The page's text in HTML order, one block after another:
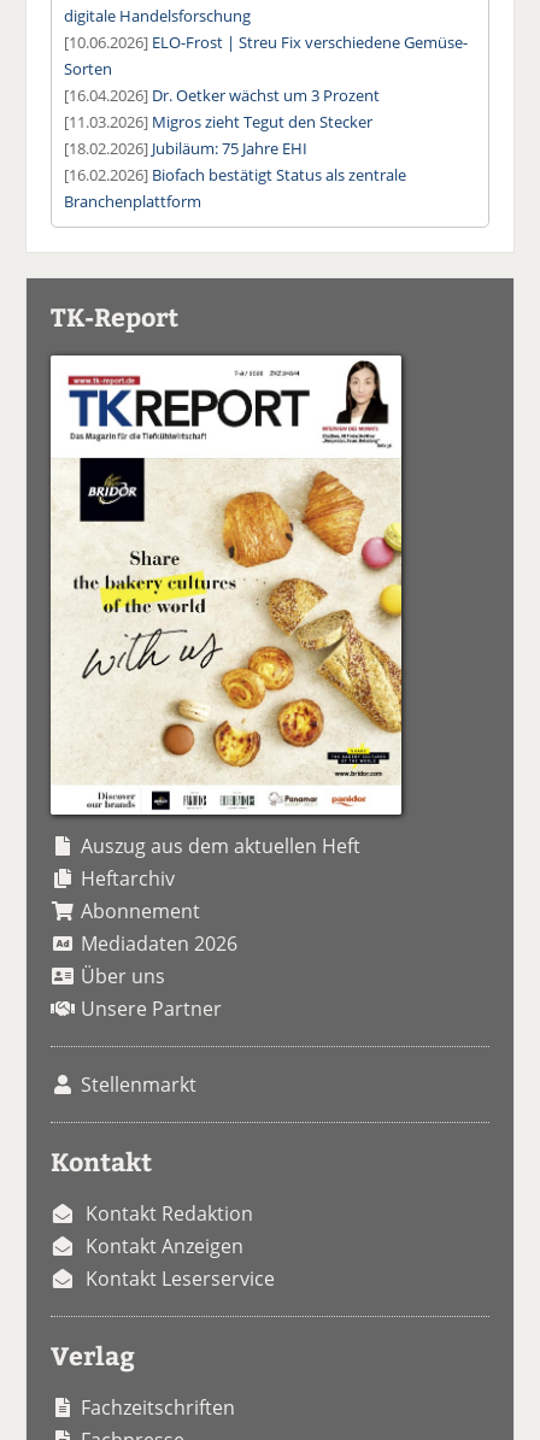
digitale Handelsforschung
[10.06.2026] ELO-Frost | Streu Fix verschiedene Gemüse-
Sorten
[16.04.2026] Dr. Oetker wächst um 3 Prozent
[11.03.2026] Migros zieht Tegut den Stecker
[18.02.2026] Jubiläum: 75 Jahre EHI
[16.02.2026] Biofach bestätigt Status als zentrale
Branchenplattform
TK-Report
Auszug aus dem aktuellen Heft
Heftarchiv
Abonnement
Mediadaten 2026
Über uns
Unsere Partner
Stellenmarkt
Kontakt
Kontakt Redaktion
Kontakt Anzeigen
Kontakt Leserservice
Verlag
Fachzeitschriften